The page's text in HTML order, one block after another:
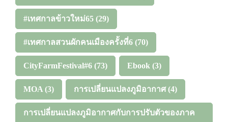
#เทศกาลข้าวใหม่65 (29)
#เทศกาลสวนผักคนเมืองครั้งที่6 (70)
CityFarmFestival#6 (73) Ebook (3)
MOA (3) การเปลี่ยนแปลงภูมิอากาศ(4)
การเปลี่ยนแปลงภูมิอากาศกับการปรับตัวของภาค